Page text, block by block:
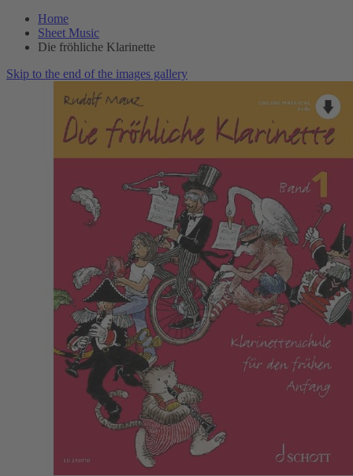
Home
Sheet Music
Die fröhliche Klarinette
Skip to the end of the images gallery